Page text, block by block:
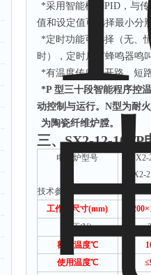
*采用智能模糊PID，与
值和设定值可选择最小分
*定时功能可选择（无、
时），定时后有蜂鸣器鸣
*有温度传感器开路、短
*P 型三十段智能程序控
动控制与运行。N型为耐
为陶瓷纤维炉膛。
三、SX2-12-10TP
电阻炉型号
技术参数
SX2-
SX2-2
工作室尺寸(mm)
200×
电压(V)
额定温度℃
使用温度℃